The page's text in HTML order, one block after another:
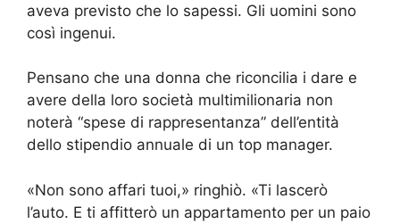
aveva previsto che lo sapessi. Gli uomini sono
così ingenui.
Pensano che una donna che riconcilia i dare e
avere della loro società multimilionaria non
noterà “spese di rappresentanza” dell’entità
dello stipendio annuale di un top manager.
«Non sono affari tuoi,» ringhiò. «Ti lascerò
l’auto. E ti affitterò un appartamento per un paio